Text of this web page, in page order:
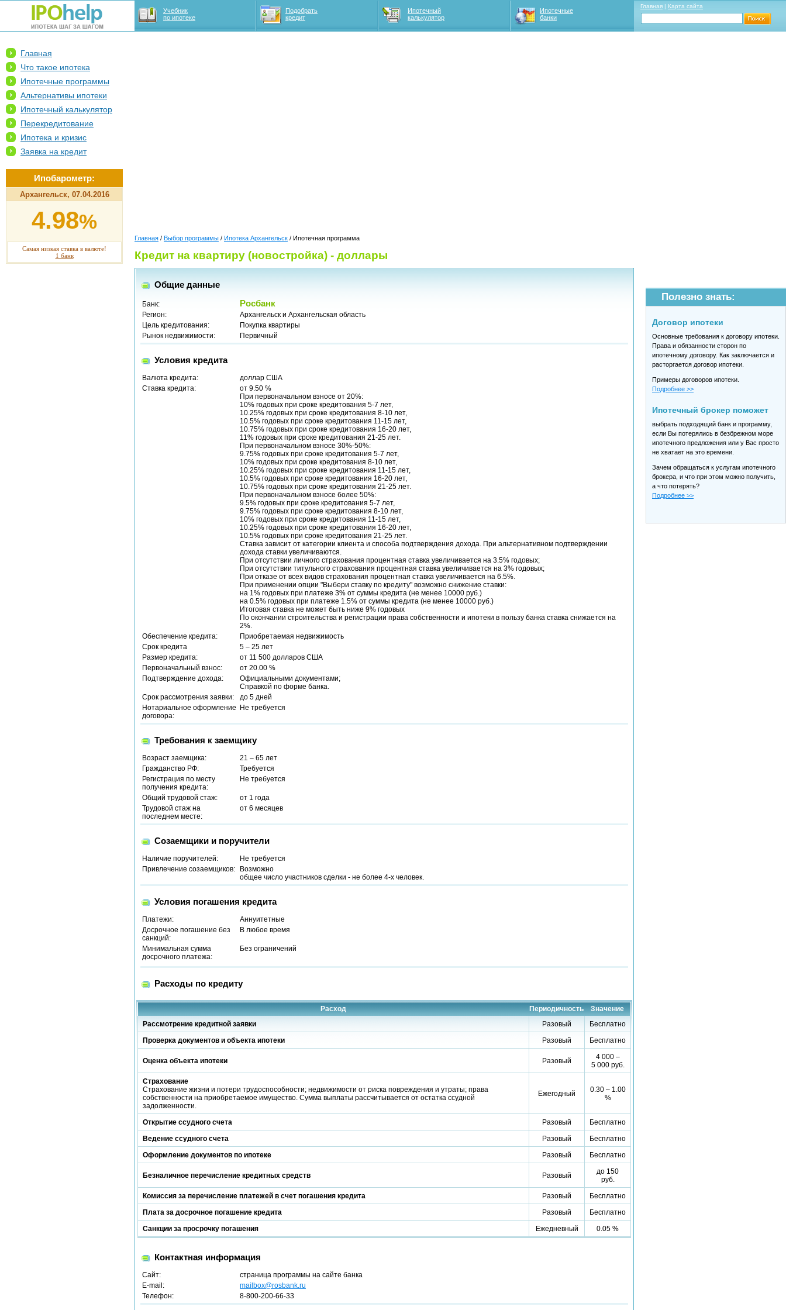
Учебник
по ипотеке
Подобрать
кредит
Ипотечный
калькулятор
Ипотечные
банки
Главная | Карта сайта
Главная
Что такое ипотека
Ипотечные программы
Альтернативы ипотеки
Ипотечный калькулятор
Перекредитование
Ипотека и кризис
Заявка на кредит
Ипобарометр:
Архангельск, 07.04.2016
4.98%
Самая низкая ставка в валюте!
1 банк
Главная / Выбор программы / Ипотека Архангельск / Ипотечная программа
Кредит на квартиру (новостройка) - доллары
Общие данные
Банк: Росбанк
Регион:
Архангельск и Архангельская область
Цель кредитования:
Покупка квартиры
Рынок недвижимости:
Первичный
Условия кредита
Валюта кредита:
доллар США
Ставка кредита:
от 9.50 %
При первоначальном взносе от 20%:
10% годовых при сроке кредитования 5-7 лет,
10.25% годовых при сроке кредитования 8-10 лет,
10.5% годовых при сроке кредитования 11-15 лет,
10.75% годовых при сроке кредитования 16-20 лет,
11% годовых при сроке кредитования 21-25 лет.
При первоначальном взносе 30%-50%:
9.75% годовых при сроке кредитования 5-7 лет,
10% годовых при сроке кредитования 8-10 лет,
10.25% годовых при сроке кредитования 11-15 лет,
10.5% годовых при сроке кредитования 16-20 лет,
10.75% годовых при сроке кредитования 21-25 лет.
При первоначальном взносе более 50%:
9.5% годовых при сроке кредитования 5-7 лет,
9.75% годовых при сроке кредитования 8-10 лет,
10% годовых при сроке кредитования 11-15 лет,
10.25% годовых при сроке кредитования 16-20 лет,
10.5% годовых при сроке кредитования 21-25 лет.
Ставка зависит от категории клиента и способа подтверждения дохода. При альтернативном подтверждении
дохода ставки увеличиваются.
При отсутствии личного страхования процентная ставка увеличивается на 3.5% годовых;
При отсутствии титульного страхования процентная ставка увеличивается на 3% годовых;
При отказе от всех видов страхования процентная ставка увеличивается на 6.5%.
При применении опции "Выбери ставку по кредиту" возможно снижение ставки:
на 1% годовых при платеже 3% от суммы кредита (не менее 10000 руб.)
на 0.5% годовых при платеже 1.5% от суммы кредита (не менее 10000 руб.)
Итоговая ставка не может быть ниже 9% годовых
По окончании строительства и регистрации права собственности и ипотеки в пользу банка ставка снижается на
2%.
Обеспечение кредита:
Приобретаемая недвижимость
Срок кредита
5 – 25 лет
Размер кредита:
от 11 500 долларов США
Первоначальный взнос:
от 20.00 %
Подтверждение дохода:
Официальными документами;
Справкой по форме банка.
Срок рассмотрения заявки:
до 5 дней
Нотариальное оформление
договора:
Не требуется
Требования к заемщику
Возраст заемщика:
21 – 65 лет
Гражданство РФ:
Требуется
Регистрация по месту
получения кредита:
Не требуется
Общий трудовой стаж:
от 1 года
Трудовой стаж на
последнем месте:
от 6 месяцев
Созаемщики и поручители
Наличие поручителей:
Не требуется
Привлечение созаемщиков:
Возможно
общее число участников сделки - не более 4-х человек.
Условия погашения кредита
Платежи:
Аннуитетные
Досрочное погашение без
санкций:
В любое время
Минимальная сумма
досрочного платежа:
Без ограничений
Расходы по кредиту
Расход Периодичность
Значение
Рассмотрение кредитной заявки
Разовый
Бесплатно
Проверка документов и объекта ипотеки
Разовый Бесплатно
Оценка объекта ипотеки Разовый
4 000 –
5 000 руб.
Страхование
Страхование жизни и потери трудоспособности; недвижимости от риска повреждения и утраты; права
собственности на приобретаемое имущество. Сумма выплаты рассчитывается от остатка ссудной
задолженности.
Ежегодный
0.30 – 1.00
%
Открытие ссудного счета Разовый
Бесплатно
Ведение ссудного счета
Разовый
Бесплатно
Оформление документов по ипотеке
Разовый Бесплатно
Безналичное перечисление кредитных средств Разовый
до 150
руб.
Комиссия за перечисление платежей в счет погашения кредита
Разовый
Бесплатно
Плата за досрочное погашение кредита
Разовый
Бесплатно
Санкции за просрочку погашения
Ежедневный 0.05 %
Контактная информация
Сайт:
страница программы на сайте банка
E-mail:
mailbox@rosbank.ru
Телефон:
8-800-200-66-33
Полезно знать:
Договор ипотеки
Основные требования к договору ипотеки.
Права и обязанности сторон по
ипотечному договору. Как заключается и
расторгается договор ипотеки.
Примеры договоров ипотеки.
Подробнее >>
Ипотечный брокер поможет
выбрать подходящий банк и программу,
если Вы потерялись в безбрежном море
ипотечного предложения или у Вас просто
не хватает на это времени.
Зачем обращаться к услугам ипотечного
брокера, и что при этом можно получить,
а что потерять?
Подробнее >>